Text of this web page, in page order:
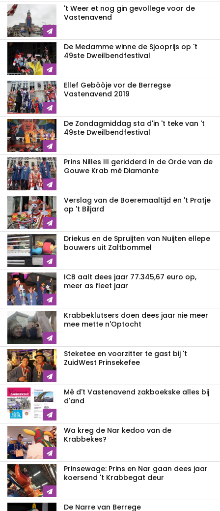
't Weer et nog gin gevollege voor de
Vastenavend
De Medamme winne de Sjooprijs op 't
49ste Dweilbendfestival
Ellef Gebòòje vor de Berregse
Vastenavend 2019
De Zondagmiddag sta d'in 't teke van 't
49ste Dweilbendfestival
Prins Nilles III geridderd in de Orde van de
Gouwe Krab mè Diamante
Verslag van de Boeremaaltijd en 't Pratje
op 't Biljard
Driekus en de Spruijten van Nuijten ellepe
bouwers uit Zaltbommel
ICB aalt dees jaar 77.345,67 euro op,
meer as fleet jaar
Krabbeklutsers doen dees jaar nie meer
mee mette n'Optocht
Steketee en voorzitter te gast bij 't
ZuidWest Prinsekefee
Mè d't Vastenavend zakboekske alles bij
d'and
Wa kreg de Nar kedoo van de
Krabbekes?
Prinsewage: Prins en Nar gaan dees jaar
koersend 't Krabbegat deur
De Narre van Berrege